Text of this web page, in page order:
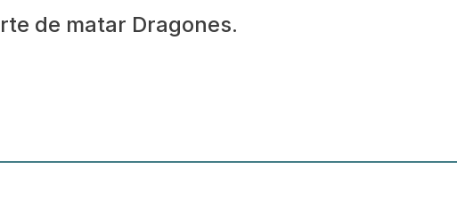
de matar Dragones.